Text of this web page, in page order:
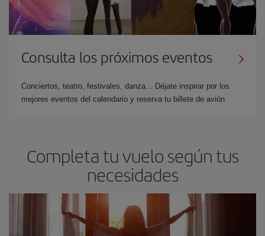
Consulta los próximos eventos
Conciertos, teatro, festivales, danza... Déjate inspirar por los
mejores eventos del calendario y reserva tu billete de avión
Completa tu vuelo según tus
necesidades